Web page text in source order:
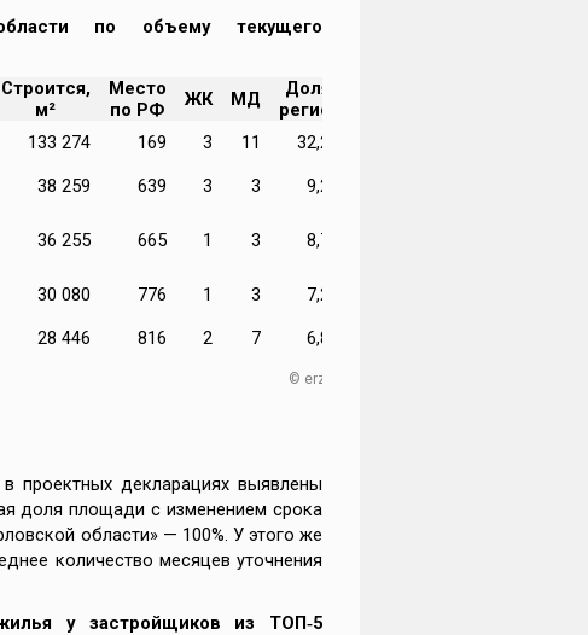
по объему текущего
Строится,
м²
Место
по РФ
ЖК МД
Доля в
регионе
133 274 169 3 11
32,21%
38 259 639 3 3 9,25%
36 255 665 1 3 8,76%
30 080 776 1 3
7,27%
28 446 816 2 7 6,88%
© erzrf.ru
проектных декларациях выявлены
доля площади с изменением срока
области» — 100%. У этого же
количество месяцев уточнения
у застройщиков из ТОП‑5